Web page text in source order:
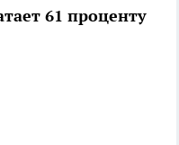
61 проценту